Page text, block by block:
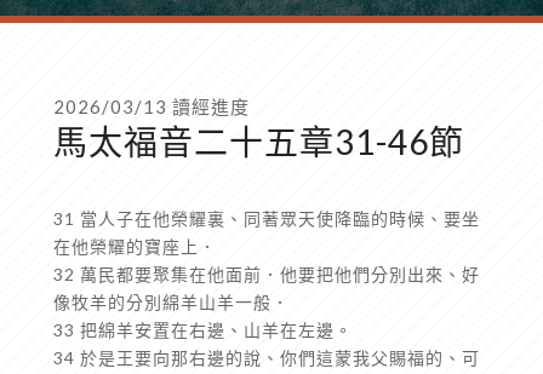
2026/03/13 讀經進度
馬太福音二十五章31-46節
31 當人子在他榮耀裏、同著眾天使降臨的時候、要坐
在他榮耀的寶座上．
32 萬民都要聚集在他面前．他要把他們分別出來、好
像牧羊的分別綿羊山羊一般．
33 把綿羊安置在右邊、山羊在左邊。
34 於是王要向那右邊的說、你們這蒙我父賜福的、可